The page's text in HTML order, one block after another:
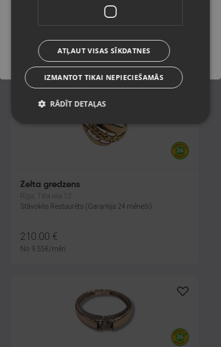
Stāvoklis Restaurēts (Garantija 24 mēneši)
343.00 €
15.59€/mēn.
Zelta gredzens
Rīga, Tilta iela 12
Stāvoklis Restaurēts (Garantija 24 mēneši)
210.00 €
No 9.55€/mēn.
Saglabāt
ATĻAUT VISAS SĪKDATNES
IZMANTOT TIKAI NEPIECIEŠAMĀS
RĀDĪT DETAĻAS